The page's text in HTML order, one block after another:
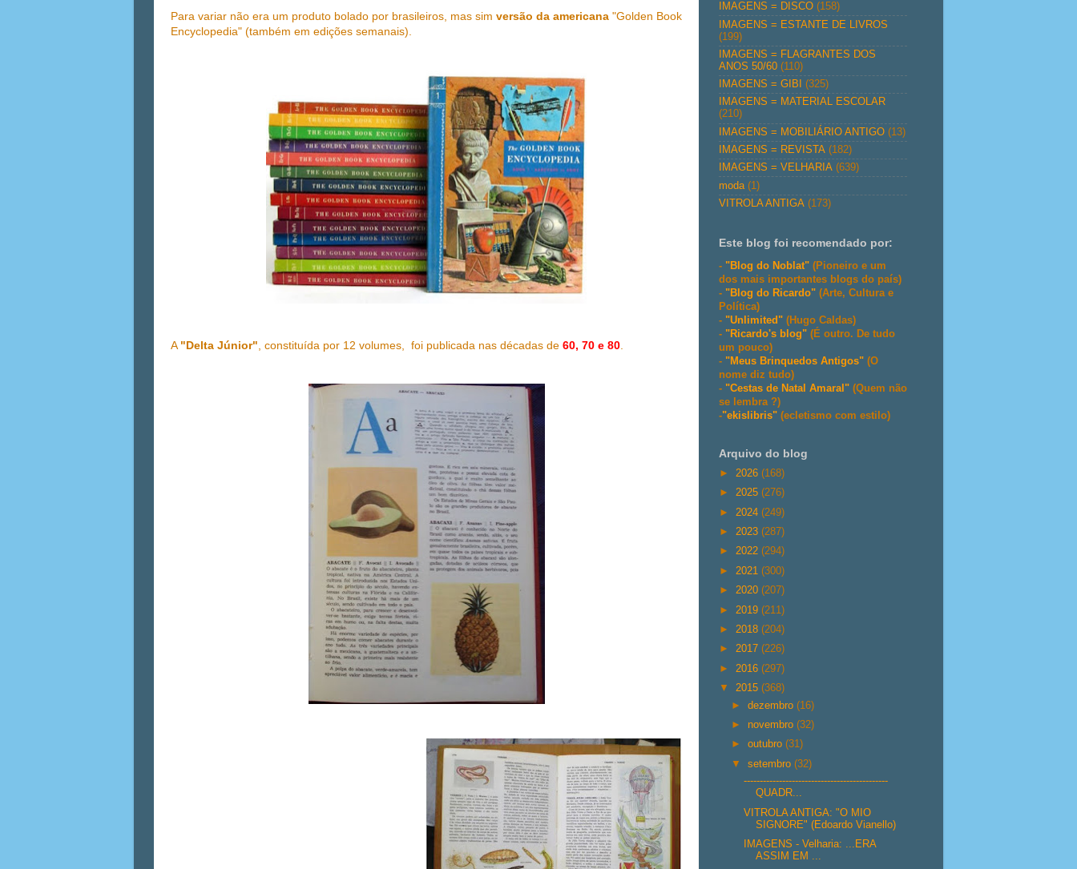
Para variar não era um produto bolado por brasileiros, mas sim versão da americana "Golden Book
Encyclopedia" (também em edições semanais).
A"Delta Júnior", constituída por 12 volumes, foi publicada nas décadas de 60, 70 e 80.
IMAGENS = DISCO (158)
IMAGENS = ESTANTE DE LIVROS
(199)
IMAGENS = FLAGRANTES DOS
ANOS 50/60 (110)
IMAGENS = GIBI
(325)
IMAGENS = MATERIAL ESCOLAR
(210)
IMAGENS = MOBILIÁRIO ANTIGO (13)
IMAGENS = REVISTA (182)
IMAGENS = VELHARIA (639)
moda (1)
VITROLA ANTIGA (173)
Este blog foi recomendado por:
- "Blog do Noblat" (Pioneiro e um
dos mais importantes blogs do país)
- "Blog do Ricardo" (Arte, Cultura e
Política)
- "Unlimited" (Hugo Caldas)
- "Ricardo's blog" (É outro. De tudo
um pouco)
- "Meus Brinquedos Antigos" (O
nome diz tudo)
- "Cestas de Natal Amaral" (Quem não
se lembra ?)
-"ekislibris" (ecletismo com estilo)
Arquivo do blog
► 2026 (168)
► 2025 (276)
► 2024 (249)
► 2023 (287)
► 2022 (294)
► 2021 (300)
► 2020 (207)
► 2019 (211)
► 2018 (204)
► 2017 (226)
► 2016 (297)
▼ 2015 (368)
►dezembro(16)
► novembro(32)
►outubro(31)
▼setembro(32)
---------------------------------------------
QUADR...
VITROLA ANTIGA: "O MIO
SIGNORE" (Edoardo Vianello)
IMAGENS - Velharia: ...ERA
ASSIM EM ...